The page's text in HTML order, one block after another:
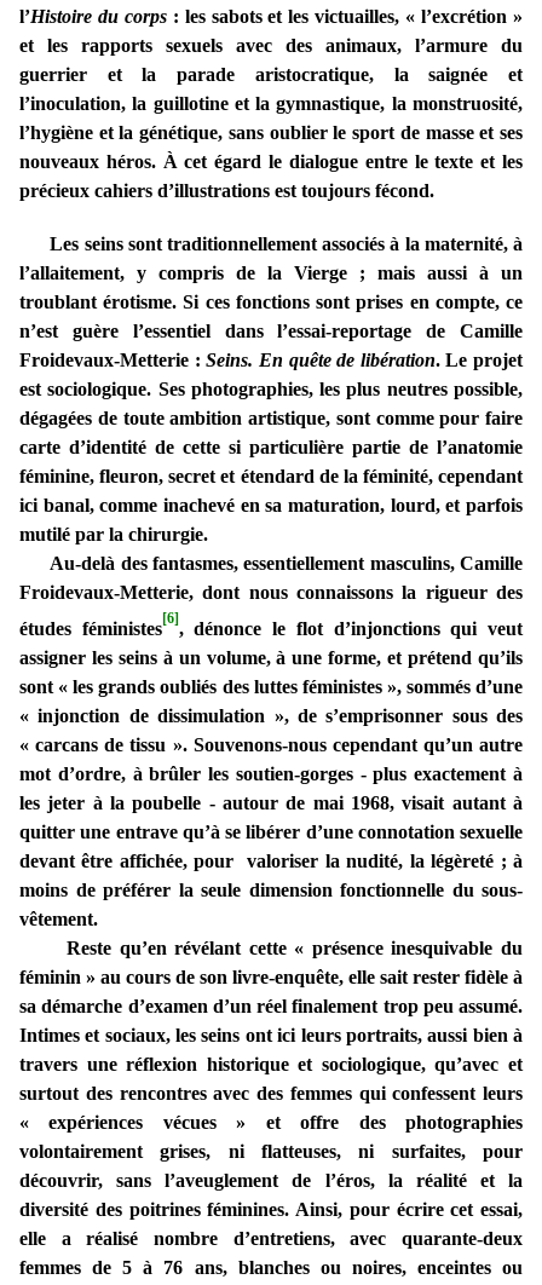
l’Histoire du corps: les sabots et les victuailles, « l’excrétion »
et les rapports sexuels avec des animaux, l’armure du
guerrier et la parade aristocratique, la saignée et
l’inoculation, la guillotine et la gymnastique, la monstruosité,
l’hygiène et la génétique, sans oublier le sport de masse et ses
nouveaux héros. À cet égard le dialogue entre le texte et les
précieux cahiers d’illustrations est toujours fécond.
Les seins sont traditionnellement associés à la maternité, à
l’allaitement, y compris de la Vierge ; mais aussi à un
troublant érotisme. Si ces fonctions sont prises en compte, ce
n’est guère l’essentiel dans l’essai-reportage de Camille
Froidevaux-Metterie :Seins. En quête de libération. Le projet
est sociologique. Ses photographies, les plus neutres possible,
dégagées de toute ambition artistique, sont comme pour faire
carte d’identité de cette si particulière partie de l’anatomie
féminine, fleuron, secret et étendard de la féminité, cependant
ici banal, comme inachevé en sa maturation, lourd, et parfois
mutilé par la chirurgie.
Au-delà des fantasmes, essentiellement masculins, Camille
Froidevaux-Metterie, dont nous connaissons la rigueur des
études féministes[6], dénonce le flot d’injonctions qui veut
assigner les seins à un volume, à une forme, et prétend qu’ils
sont « les grands oubliés des luttes féministes », sommés d’une
« injonction de dissimulation », de s’emprisonner sous des
« carcans de tissu ». Souvenons-nous cependant qu’un autre
mot d’ordre, à brûler les soutien-gorges - plus exactement à
les jeter à la poubelle - autour de mai 1968, visait autant à
quitter une entrave qu’à se libérer d’une connotation sexuelle
devant être affichée, pour valoriser la nudité, la légèreté ; à
moins de préférer la seule dimension fonctionnelle du sous-
vêtement.
Reste qu’en révélant cette « présence inesquivable du
féminin » au cours de son livre-enquête, elle sait rester fidèle à
sa démarche d’examen d’un réel finalement trop peu assumé.
Intimes et sociaux, les seins ont ici leurs portraits, aussi bien à
travers une réflexion historique et sociologique, qu’avec et
surtout des rencontres avec des femmes qui confessent leurs
« expériences vécues » et offre des photographies
volontairement grises, ni flatteuses, ni surfaites, pour
découvrir, sans l’aveuglement de l’éros, la réalité et la
diversité des poitrines féminines. Ainsi, pour écrire cet essai,
elle a réalisé nombre d’entretiens, avec quarante-deux
femmes de 5 à 76 ans, blanches ou noires, enceintes ou